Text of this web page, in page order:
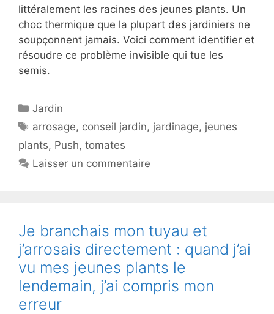
littéralement les racines des jeunes plants. Un
choc thermique que la plupart des jardiniers ne
soupçonnent jamais. Voici comment identifier et
résoudre ce problème invisible qui tue les
semis.
Catégories
Jardin
Étiquettes
arrosage, conseil jardin, jardinage, jeunes
plants, Push, tomates
Laisser un commentaire
Je branchais mon tuyau et
j’arrosais directement : quand j’ai
vu mes jeunes plants le
lendemain, j’ai compris mon
erreur